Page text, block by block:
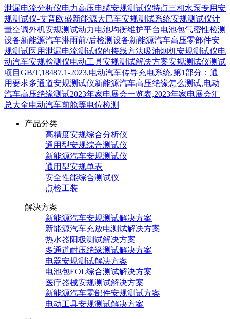
泄漏电流分析仪电力高压电缆安规测试仪特点三相水泵专用安
规测试仪-艾普欧盛新能源大巴车安规测试系统安规测试仪计
量空调外机安规测试动力电池均衡维护平台电池包气密性检测
设备新能源汽车淋雨前/后检测设备新能源汽车高压零部件安
规测试医用泄漏电流测试仪的接线方法吸油烟机安规测试仪电
动汽车安规检测仪电动工具安规测试解决方案安规测试仪测试
项目 GB/T,18487.1-2023,电动汽车传导充电系统,第1部分：通
用要求多通道安规测试仪新能源汽车高压绝缘怎么测试,电动
汽车高压绝缘测试2023年家电展会一览表,2023年家电展会汇
总大全电动汽车前舱等电位检测
产品分类
高精度安规综合分析仪
通用型安规综合测试仪
新能源汽车安规测试仪
通用型安规单表
安全性能综合测试仪
点检工装
解决方案
新能源汽车安规测试解决方案
新能源汽车充放电测试解决方案
热水器阳极测试解决方案
多通道耐压绝缘测试解决方案
电器安规测试解决方案
电池包EOL综合测试解决方案
医疗器械安规测试解决方案
新能源汽车零部件安规测试方案
电动工具安规测试解决方案